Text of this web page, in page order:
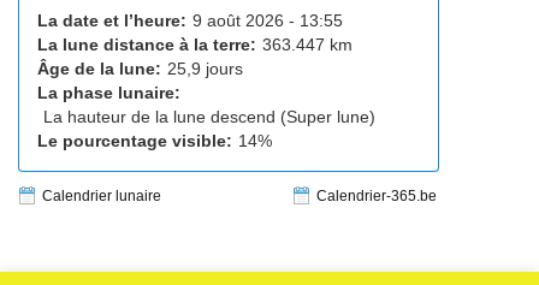
La date et l’heure: 9 août 2026 - 13:55
La lune distance à la terre: 363.447 km
Âge de la lune: 25,9 jours
La phase lunaire:
La hauteur de la lune descend (Super lune)
Le pourcentage visible: 14%
Calendrier lunaire Calendrier-365.be